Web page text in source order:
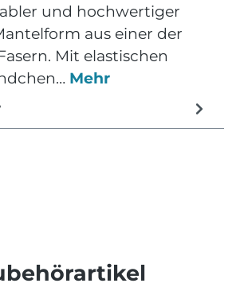
und hochwertiger
aus einer der
Mit elastischen
Mehr
überspringen